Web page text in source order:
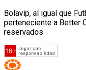
Bolavip, al igual que
perteneciente a Better
reservados